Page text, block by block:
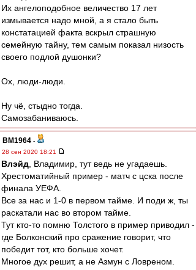
Их ангелоподобное величество 17 лет
измывается надо мной, а я стало быть
констатацией факта вскрыл страшную
семейную тайну, тем самым показал низость
своего подлой душонки?
Ох, люди-люди.
Ну чё, стыдно тогда.
Самозабаниваюсь.
BM1964 -
28 сен 2020 18:21
Влэйд , Владимир, тут ведь не угадаешь.
Хрестоматийный пример - матч с цска после
финала УЕФА.
Все за нас и 1-0 в первом тайме. И поди ж, ты
раскатали нас во втором тайме.
Тут кто-то помню Толстого в пример приводил -
где Болконский про сражение говорит, что
победит тот, кто больше хочет.
Многое дух решит, а не Азмун с Ловреном.